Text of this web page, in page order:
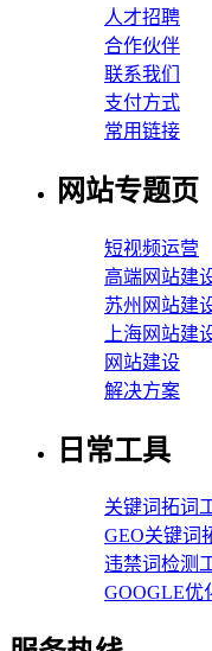
人才招聘
合作伙伴
联系我们
支付方式
常用链接
网站专题页
短视频运营
高端网站建
苏州网站建
上海网站建
网站建设
解决方案
日常工具
关键词拓词
GEO关键词
违禁词检测
GOOGLE优